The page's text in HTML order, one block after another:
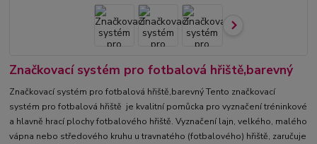
Značkovací systém pro fotbalová hřiště,barevný
Značkovací systém pro fotbalová hřiště,barevný Tento značkovací
systém pro fotbalová hřiště je kvalitní pomůcka pro vyznačení tréninkové
a hlavně hrací plochy fotbalového hřiště. Vyznačení lajn, velkého, malého
vápna nebo středového kruhu u travnatého (fotbalového) hřiště, zaručuje